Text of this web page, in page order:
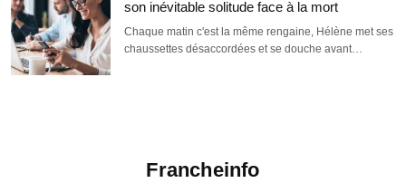
son inévitable solitude face à la mort
Chaque matin c'est la même rengaine, Hélène met ses
chaussettes désaccordées et se douche avant…
Francheinfo